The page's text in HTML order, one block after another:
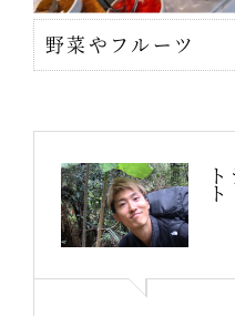
野菜やフルーツ
ト